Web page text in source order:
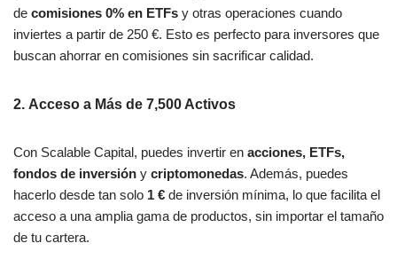
de comisiones 0% en ETFs y otras operaciones cuando
inviertes a partir de 250 €. Esto es perfecto para inversores que
buscan ahorrar en comisiones sin sacrificar calidad.
2. Acceso a Más de 7,500 Activos
Con Scalable Capital, puedes invertir en acciones, ETFs,
fondos de inversión y criptomonedas. Además, puedes
hacerlo desde tan solo 1 € de inversión mínima, lo que facilita el
acceso a una amplia gama de productos, sin importar el tamaño
de tu cartera.